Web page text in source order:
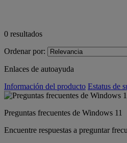
0 resultados
Ordenar por:
Enlaces de autoayuda
Información del producto Estatus de
Preguntas frecuentes de Windows 11
Encuentre respuestas a preguntar